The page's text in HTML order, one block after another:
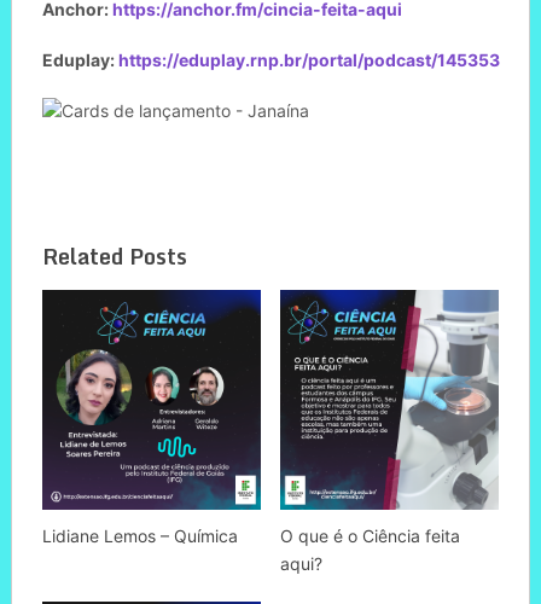
Anchor:https://anchor.fm/cincia-feita-aqui
Eduplay:https://eduplay.rnp.br/portal/podcast/145353
Related Posts
Lidiane Lemos – Química
O que é o Ciência feita
aqui?